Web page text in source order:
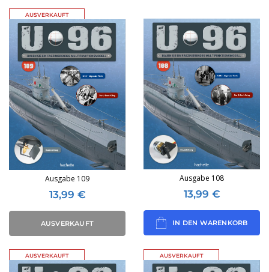
AUSVERKAUFT
Ausgabe 109
13,99 €
AUSVERKAUFT
Ausgabe 108
13,99 €
IN DEN WARENKORB
AUSVERKAUFT AUSVERKAUFT